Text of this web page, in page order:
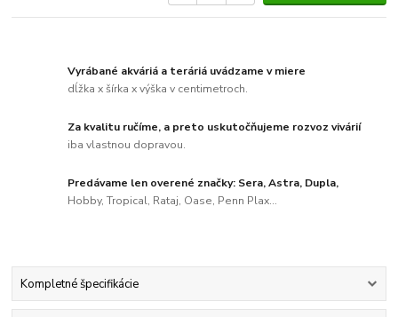
Vyrábané akváriá a teráriá uvádzame v miere
dĺžka x šírka x výška v centimetroch.
Za kvalitu ručíme, a preto uskutočňujeme rozvoz vivárií
iba vlastnou dopravou.
Predávame len overené značky: Sera, Astra, Dupla,
Hobby, Tropical, Rataj, Oase, Penn Plax...
Kompletné špecifikácie